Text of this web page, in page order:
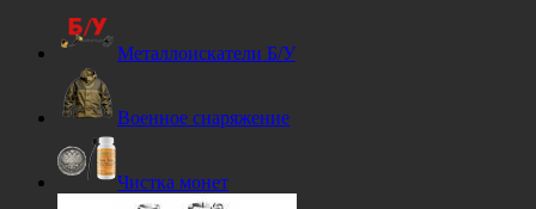
Металлоискатели Б/У
Военное снаряжение
Чистка монет